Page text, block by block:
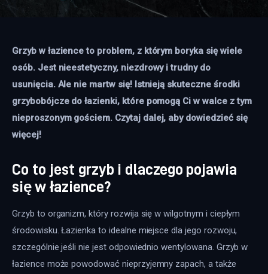
Więcej
Grzyb w łazience to problem, z którym boryka się wiele
osób. Jest nieestetyczny, niezdrowy i trudny do
usunięcia. Ale nie martw się! Istnieją skuteczne środki
grzybobójcze do łazienki, które pomogą Ci w walce z tym
nieproszonym gościem. Czytaj dalej, aby dowiedzieć się
więcej!
Co to jest grzyb i dlaczego pojawia
się w łazience?
Grzyb to organizm, który rozwija się w wilgotnym i ciepłym
środowisku. Łazienka to idealne miejsce dla jego rozwoju,
szczególnie jeśli nie jest odpowiednio wentylowana. Grzyb w
łazience może powodować nieprzyjemny zapach, a także